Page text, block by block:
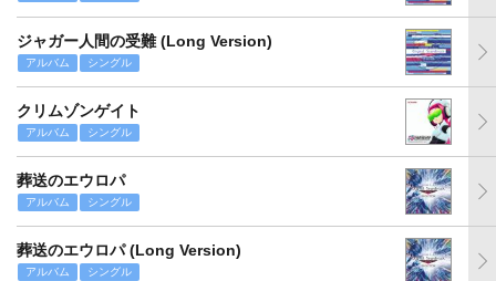
ジャガー人間の受難 (Long Version)
アルバム シングル
クリムゾンゲイト
アルバム シングル
葬送のエウロパ
アルバム シングル
葬送のエウロパ (Long Version)
アルバム シングル